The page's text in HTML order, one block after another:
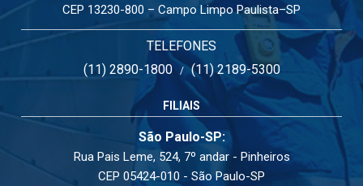
CEP 13230-800 – Campo Limpo Paulista–SP
TELEFONES
(11) 2890-1800/(11) 2189-5300
FILIAIS
São Paulo-SP:
Rua Pais Leme, 524, 7º andar - Pinheiros
CEP 05424-010 - São Paulo-SP